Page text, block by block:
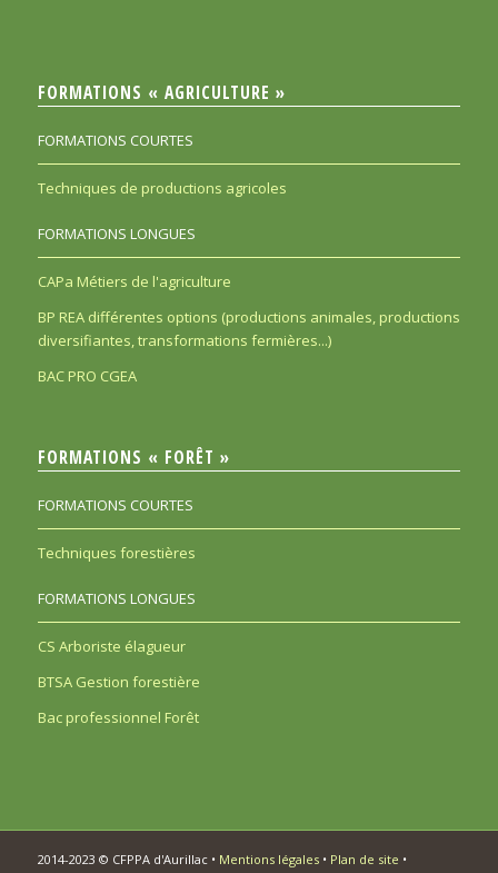
FORMATIONS « AGRICULTURE »
FORMATIONS COURTES
Techniques de productions agricoles
FORMATIONS LONGUES
CAPa Métiers de l'agriculture
BP REA différentes options (productions animales, productions
diversifiantes, transformations fermières...)
BAC PRO CGEA
FORMATIONS « FORÊT »
FORMATIONS COURTES
Techniques forestières
FORMATIONS LONGUES
CS Arboriste élagueur
BTSA Gestion forestière
Bac professionnel Forêt
2014-2023 © CFPPA d'Aurillac • Mentions légales• Plan de site •